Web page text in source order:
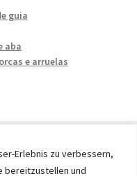
Erlebnis zu verbessern,
bereitzustellen und
guia
aba
e arruelas